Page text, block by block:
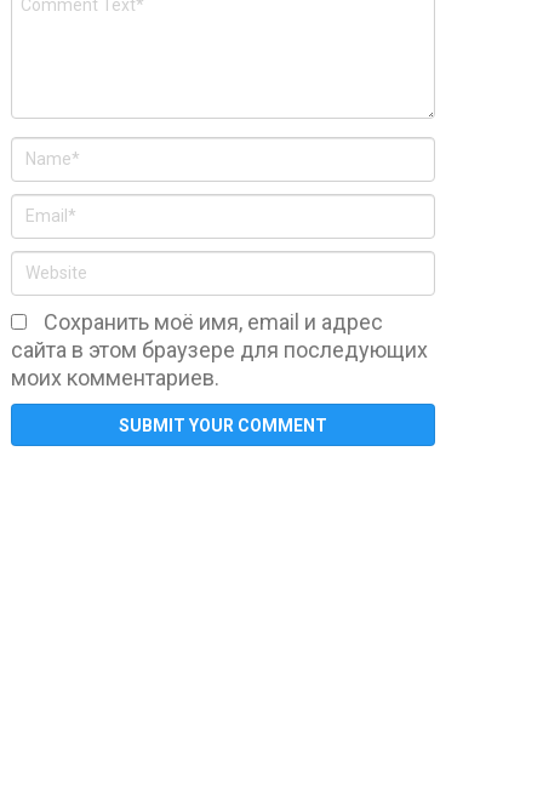
Сохранить моё имя, email и адрес
сайта в этом браузере для последующих
моих комментариев.